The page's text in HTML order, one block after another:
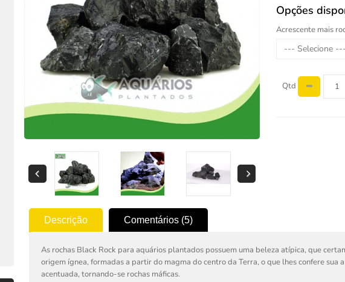
Opções
Acrescente mais
--- Selecione
Qtd
Descrição Comentários (5)
As rochas Black Rock para aquários plantados possuem uma beleza atípica, que
origem ígnea, formadas a partir do magma do centro da Terra, o que lhes confere sua
acentuada, tornando-se rochas máficas.